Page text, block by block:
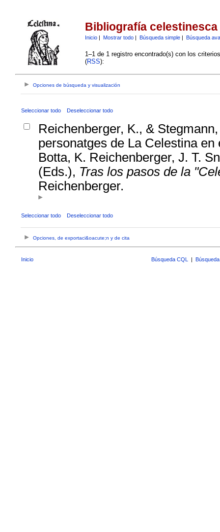
Bibliografía celestinesca
Inicio| Mostrar todo| Búsqueda simple| Búsqueda
1–1 de 1 registro encontrado(s) con los
(RSS):
Opciones de búsqueda y visualización
Seleccionar todo Deseleccionar todo
Reichenberger, K., &
personatges de La Celestina
Botta, K. Reichenberger, J. T.
(Eds.), Tras los pasos de la
Reichenberger.
Seleccionar todo Deseleccionar todo
Opciones, de exportaci&oacute;n y de cita
Inicio Búsqueda CQL |